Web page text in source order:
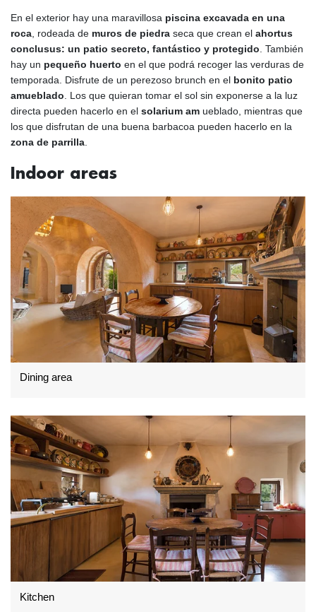
En el exterior hay una maravillosa piscina excavada en una
roca , rodeada de muros de piedra seca que crean el ahortus
conclusus: un patio secreto, fantástico y protegido . También
hay un pequeño huerto en el que podrá recoger las verduras de
temporada. Disfrute de un perezoso brunch en el bonito patio
amueblado . Los que quieran tomar el sol sin exponerse a la luz
directa pueden hacerlo en el solarium am ueblado, mientras que
los que disfrutan de una buena barbacoa pueden hacerlo en la
zona de parrilla
Indoor areas
Dining area
Kitchen